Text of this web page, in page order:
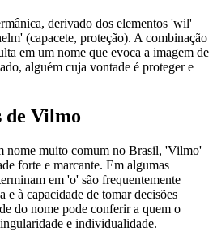
derivado dos elementos 'wil'
(capacete, proteção). A combinação
em um nome que evoca a imagem de
alguém cuja vontade é proteger e
de Vilmo
nome muito comum no Brasil, 'Vilmo'
forte e marcante. Em algumas
em 'o' são frequentemente
e à capacidade de tomar decisões
do nome pode conferir a quem o
e individualidade.